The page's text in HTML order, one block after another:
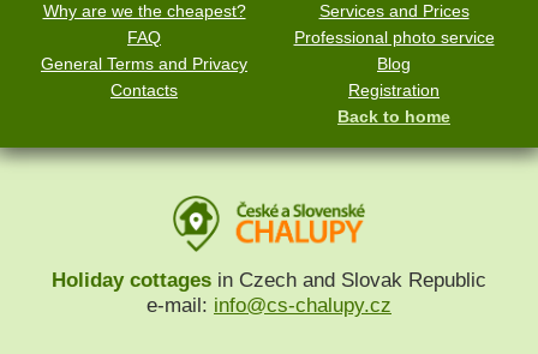
Why are we the cheapest?
Services and Prices
FAQ
Professional photo service
General Terms and Privacy
Blog
Contacts
Registration
Back to home
Holiday cottages in Czech and Slovak Republic
e-mail: info@cs-chalupy.cz